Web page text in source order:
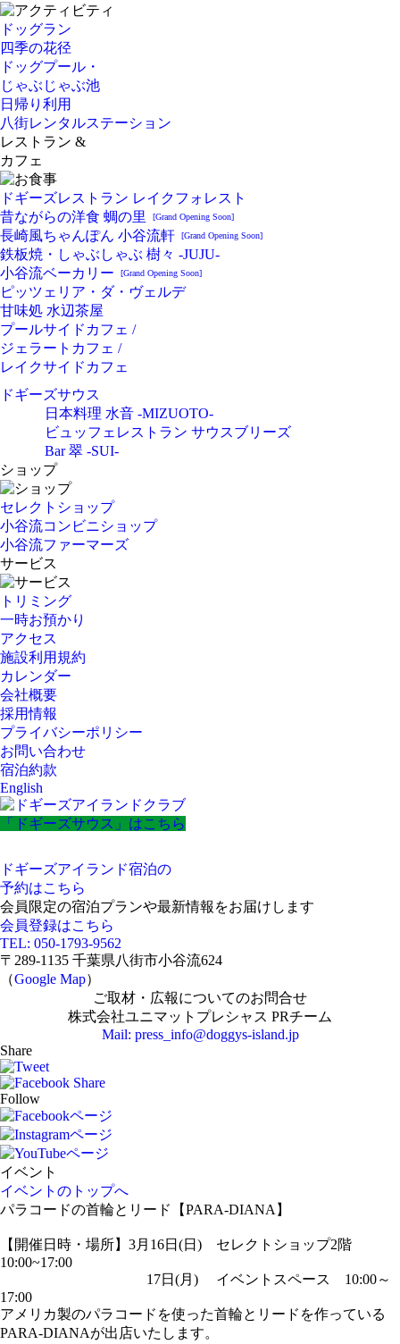
ドッグラン
四季の花径
ドッグプール・
じゃぶじゃぶ池
日帰り利用
八街レンタルステーション
レストラン &
カフェ
ドギーズレストラン レイクフォレスト
昔ながらの洋食 蜩の里
[Grand Opening Soon]
長崎風ちゃんぽん 小谷流軒 [Grand Opening Soon]
鉄板焼・しゃぶしゃぶ 樹々 -JUJU-
小谷流ベーカリー
[Grand Opening Soon]
ピッツェリア・ダ・ヴェルデ
甘味処 水辺茶屋
プールサイドカフェ /
ジェラートカフェ /
レイクサイドカフェ
ドギーズサウス
日本料理 水音 -MIZUOTO-
ビュッフェレストラン サウスブリーズ
Bar 翠 -SUI-
ショップ
セレクトショップ
小谷流コンビニショップ
小谷流ファーマーズ
サービス
トリミング
一時お預かり
アクセス
施設利用規約
カレンダー
会社概要
採用情報
プライバシーポリシー
お問い合わせ
宿泊約款
English
「ドギーズサウス」はこちら
ドギーズアイランド宿泊の
予約はこちら
会員限定の宿泊プランや最新情報をお届けします
会員登録はこちら
TEL: 050-1793-9562
〒289-1135 千葉県八街市小谷流624
（Google Map）
ご取材・広報についてのお問合せ
株式会社ユニマットプレシャス PRチーム
Mail: press_info@doggys-island.jp
Share
Follow
イベント
イベントのトップへ
パラコードの首輪とリード【PARA-DIANA】
【開催日時・場所】3月16日(日) セレクトショップ2階
10:00~17:00
17日(月) イベントスペース 10:00～
17:00
アメリカ製のパラコードを使った首輪とリードを作っている
PARA-DIANAが出店いたします。